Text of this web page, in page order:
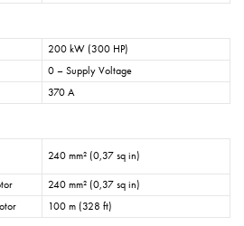
200 kW (300 HP)
0 – Supply Voltage
370 A
240 mm² (0,37 sq in)
240 mm² (0,37 sq in)
100 m (328 ft)